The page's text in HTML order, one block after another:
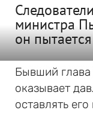
министра
он
Бывший
оказывает
оставлять